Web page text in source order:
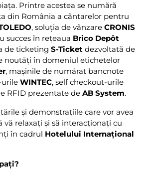
Printre acestea se numără
din România a cântarelor pentru
, soluția de vânzare CRONIS
succes în rețeaua Brico Depôt
de ticketing S-Ticket dezvoltată de
noutăți în domeniul etichetelor
, mașinile de numărat bancnote
urile WINTEC, self checkout-urile
RFID prezentate de AB System.
și demonstrațiile care vor avea
vă relaxați și să interacționați cu
în cadrul Hotelului Internațional